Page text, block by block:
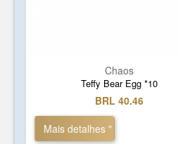
Chaos
Teffy Bear Egg *10
BRL 40.46
Mais detalhes "